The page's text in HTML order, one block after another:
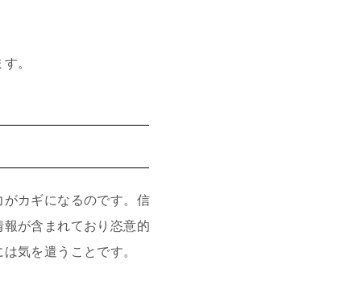
。
カギになるのです。信
が含まれており恣意的
気を遣うことです。